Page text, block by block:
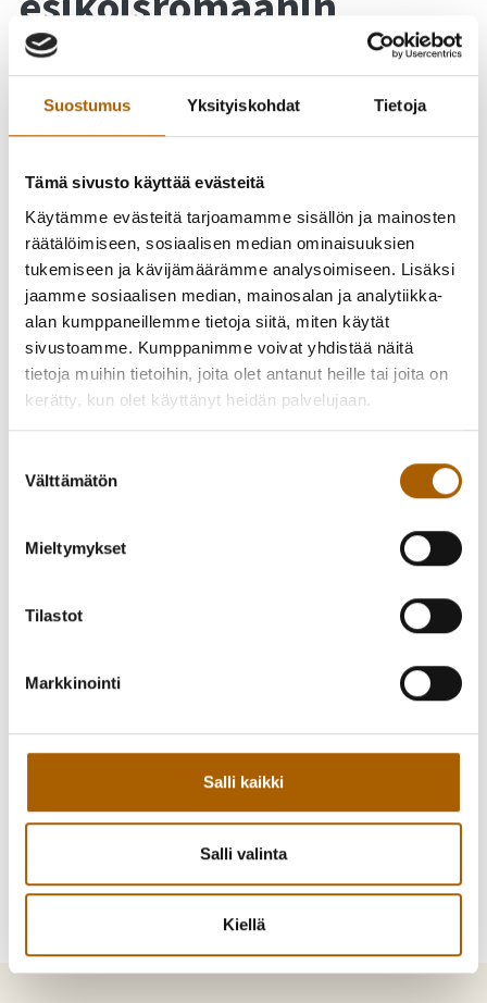
Suostumus Yksityiskohdat Tietoja
Tämä sivusto käyttää evästeitä
Käytämme evästeitä tarjoamamme sisällön ja mainosten
räätälöimiseen, sosiaalisen median ominaisuuksien
tukemiseen ja kävijämäärämme analysoimiseen. Lisäksi
jaamme sosiaalisen median, mainosalan ja analytiikka-
alan kumppaneillemme tietoja siitä, miten käytät
sivustoamme. Kumppanimme voivat yhdistää näitä
tietoja muihin tietoihin, joita olet antanut heille tai joita on
kerätty, kun olet käyttänyt heidän palvelujaan.
valinta
Välttämätön
Mieltymykset
Tilastot
Markkinointi
Salli kaikki
Salli valinta
Kiellä
julkistamistilaisuus
Takaisin tapahtumiin
Jaa Twitterissä
Jaa WhatsAppilla Jaa sähköpostilla